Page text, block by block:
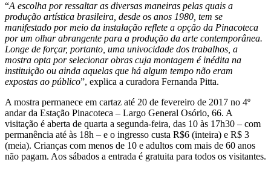
“A escolha por ressaltar as diversas maneiras pelas quais a
produção artística brasileira, desde os anos 1980, tem se
manifestado por meio da instalação reflete a opção da Pinacoteca
por um olhar abrangente para a produção da arte contemporânea.
Longe de forçar, portanto, uma univocidade dos trabalhos, a
mostra opta por selecionar obras cuja montagem é inédita na
instituição ou ainda aquelas que há algum tempo não eram
expostas ao público”, explica a curadora Fernanda Pitta.
A mostra permanece em cartaz até 20 de fevereiro de 2017 no 4º
andar da Estação Pinacoteca – Largo General Osório, 66. A
visitação é aberta de quarta a segunda-feira, das 10 às 17h30 – com
permanência até às 18h – e o ingresso custa R$6 (inteira) e R$ 3
(meia). Crianças com menos de 10 e adultos com mais de 60 anos
não pagam. Aos sábados a entrada é gratuita para todos os visitantes.